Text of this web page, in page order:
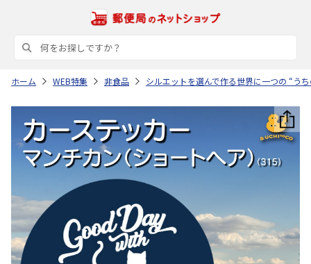
ホーム WEB特集 非食品 シルエットを選んで作る世界に一つの “う